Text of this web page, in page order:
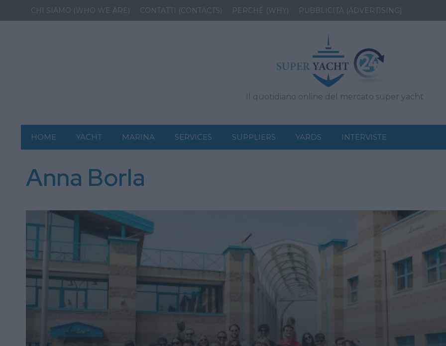
CHI SIAMO (WHO WE ARE) CONTATTI (CONTACTS) PERCHÉ (WHY) PUBBLICITÀ (ADVERTISING)
Il quotidiano online del mercato super yacht
HOME YACHT MARINA SERVICES SUPPLIERS YARDS INTERVISTE
Anna Borla